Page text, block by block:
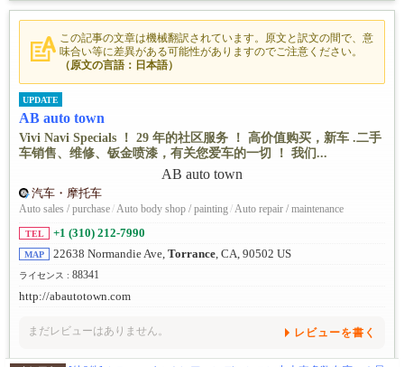
この記事の文章は機械翻訳されています。原文と訳文の間で、意
味合い等に差異がある可能性がありますのでご注意ください。
（原文の言語：日本語）
UPDATE
AB auto town
Vivi Navi Specials ！ 29 年的社区服务 ！ 高价值购买，新车 .二手
车销售、维修、钣金喷漆，有关您爱车的一切 ！ 我们...
汽车・摩托车
Auto sales / purchase/ Auto body shop / painting / Auto repair / maintenance
TEL +1 (310) 212-7990
MAP 22638 Normandie Ave, Torrance , CA, 90502 US
ライセンス : 88341
http://abautotown.com
まだレビューはありません。 レビューを書く